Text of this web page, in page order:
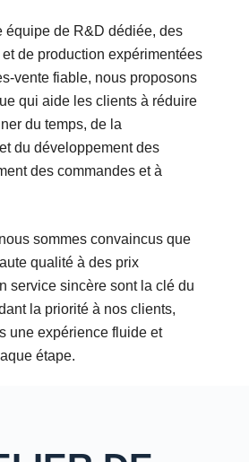
équipe de R&D dédiée, des
de production expérimentées
vente fiable, nous proposons
qui aide les clients à réduire
du temps, de la
du développement des
des commandes et à
sommes convaincus que
qualité à des prix
service sincère sont la clé du
la priorité à nos clients,
une expérience fluide et
étape.